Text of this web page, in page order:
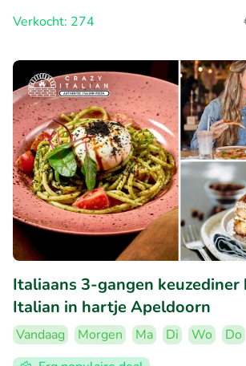
Verkocht: 274
Italiaans 3-gangen keuzediner
Italian in hartje Apeldoorn
Vandaag Morgen Ma Di Wo Do